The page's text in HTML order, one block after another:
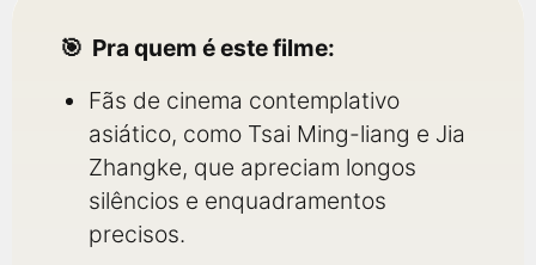
Pra quem é este filme:
Fãs de cinema contemplativo
asiático, como Tsai Ming-liang e Jia
Zhangke, que apreciam longos
silêncios e enquadramentos
precisos.